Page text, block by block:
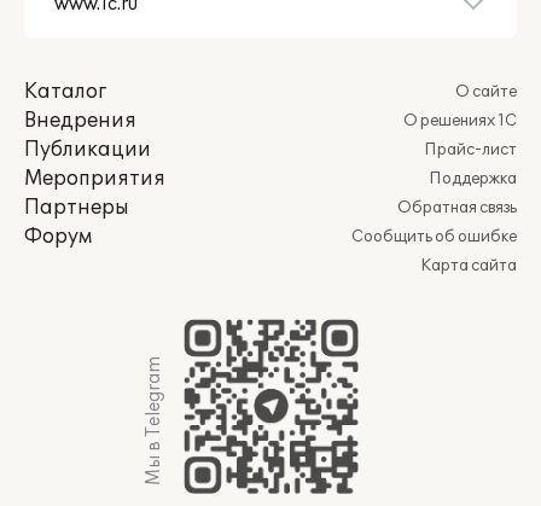
Каталог
Внедрения
Публикации
Мероприятия
Партнеры
Форум
О сайте
О решениях 1С
Прайс-лист
Поддержка
Обратная связь
Сообщить об ошибке
Карта сайта
Мы в Telegram